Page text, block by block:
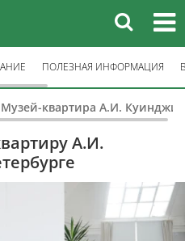
Музей-квартира А.И. Куинджи
А.И.
ПОЛЕЗНАЯ ИНФОРМАЦИЯ